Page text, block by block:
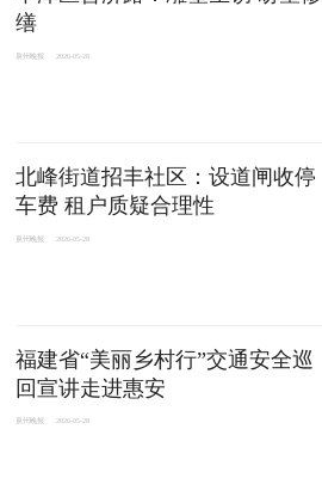
缮
泉州晚报 2026-05-28
北峰街道招丰社区：设道闸收停
车费 租户质疑合理性
泉州晚报 2026-05-28
福建省“美丽乡村行”交通安全巡
回宣讲走进惠安
泉州晚报 2026-05-28